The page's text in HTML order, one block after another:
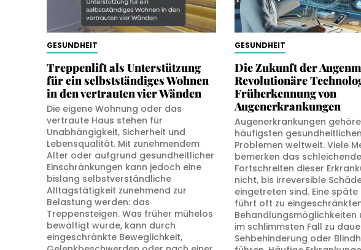
GESUNDHEIT
Treppenlift als Unterstützung
für ein selbstständiges Wohnen
in den vertrauten vier Wänden
Die eigene Wohnung oder das
vertraute Haus stehen für
Unabhängigkeit, Sicherheit und
Lebensqualität. Mit zunehmendem
Alter oder aufgrund gesundheitlicher
Einschränkungen kann jedoch eine
bislang selbstverständliche
Alltagstätigkeit zunehmend zur
Belastung werden: das
Treppensteigen. Was früher mühelos
bewältigt wurde, kann durch
eingeschränkte Beweglichkeit,
GESUNDHEIT
Die Zukunft der
Revolutionäre
Früherkennung von
Augenerkrankungen
Augenerkrankungen
häufigsten gesundheitlichen
Problemen weltweit. Viele
bemerken das schleichende
Fortschreiten dieser
nicht, bis irreversible
eingetreten sind. Eine späte
führt oft zu
Behandlungsmöglichkeiten
im schlimmsten Fall zu
Sehbehinderung oder